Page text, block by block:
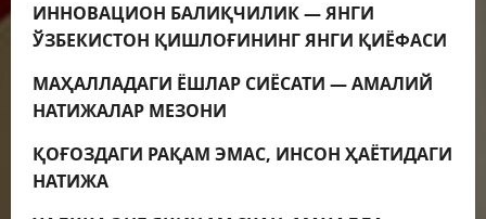
ИННОВАЦИОН БАЛИҚЧИЛИК — ЯНГИ
ЎЗБЕКИСТОН ҚИШЛОҒИНИНГ ЯНГИ ҚИЁФАСИ
МАҲАЛЛАДАГИ ЁШЛАР СИЁСАТИ — АМАЛИЙ
НАТИЖАЛАР МЕЗОНИ
ҚОҒОЗДАГИ РАҚАМ ЭМАС, ИНСОН ҲАЁТИДАГИ
НАТИЖА